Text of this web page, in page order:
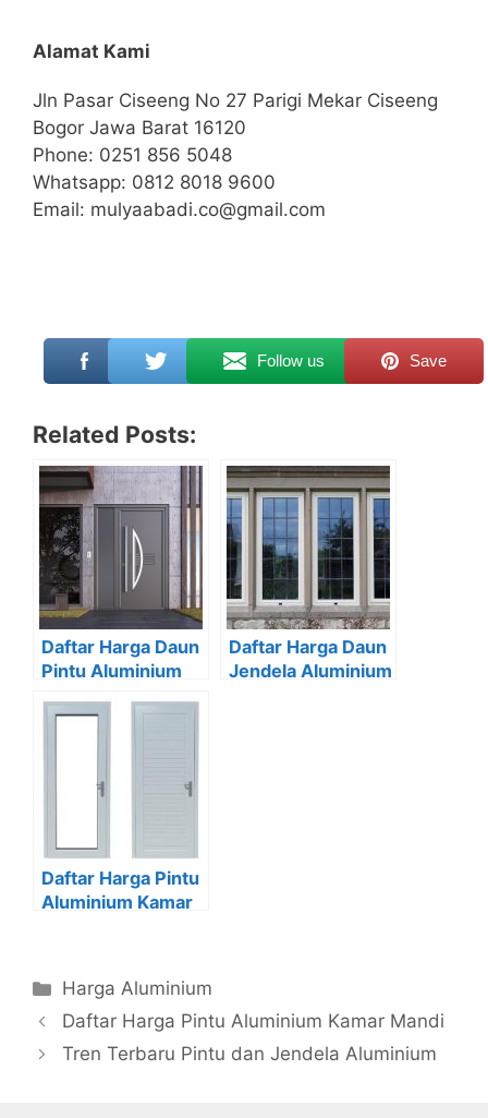
Alamat Kami
Jln Pasar Ciseeng No 27 Parigi Mekar Ciseeng
Bogor Jawa Barat 16120
Phone: 0251 856 5048
Whatsapp: 0812 8018 9600
Email: mulyaabadi.co@gmail.com
Follow us Save
Related Posts:
Daftar Harga Daun
Pintu Aluminium
Daftar Harga Daun
Jendela Aluminium
Daftar Harga Pintu
Aluminium Kamar
Categories
Harga Aluminium
Post
navigation
Daftar Harga Pintu Aluminium Kamar Mandi
Tren Terbaru Pintu dan Jendela Aluminium